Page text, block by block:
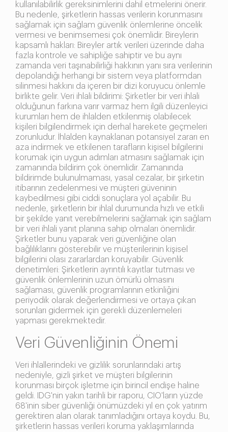
kullanılabilirlik gereksinimlerini dahil etmelerini önerir.
Bu nedenle, şirketlerin hassas verilerin korunmasını
sağlamak için sağlam güvenlik önlemlerine öncelik
vermesi ve benimsemesi çok önemlidir. Bireylerin
kapsamlı hakları: Bireyler artık verileri üzerinde daha
fazla kontrole ve sahipliğe sahiptir ve bu aynı
zamanda veri taşınabilirliği hakkının yanı sıra verilerinin
depolandığı herhangi bir sistem veya platformdan
silinmesi hakkını da içeren bir dizi koruyucu önlemle
birlikte gelir. Veri ihlali bildirimi: Şirketler bir veri ihlali
olduğunun farkına varır varmaz hem ilgili düzenleyici
kurumları hem de ihlalden etkilenmiş olabilecek
kişileri bilgilendirmek için derhal harekete geçmeleri
zorunludur. İhlalden kaynaklanan potansiyel zararı en
aza indirmek ve etkilenen tarafların kişisel bilgilerini
korumak için uygun adımları atmasını sağlamak için
zamanında bildirim çok önemlidir. Zamanında
bildirimde bulunulmaması, yasal cezalar, bir şirketin
itibarının zedelenmesi ve müşteri güveninin
kaybedilmesi gibi ciddi sonuçlara yol açabilir. Bu
nedenle, şirketlerin bir ihlal durumunda hızlı ve etkili
bir şekilde yanıt verebilmelerini sağlamak için sağlam
bir veri ihlali yanıt planına sahip olmaları önemlidir.
Şirketler bunu yaparak veri güvenliğine olan
bağlılıklarını gösterebilir ve müşterilerinin kişisel
bilgilerini olası zararlardan koruyabilir. Güvenlik
denetimleri: Şirketlerin ayrıntılı kayıtlar tutması ve
güvenlik önlemlerinin uzun ömürlü olmasını
sağlaması, güvenlik programlarının etkinliğini
periyodik olarak değerlendirmesi ve ortaya çıkan
sorunları gidermek için gerekli düzenlemeleri
yapması gerekmektedir.
Veri Güvenliğinin Önemi
Veri ihlallerindeki ve gizlilik sorunlarındaki artış
nedeniyle, gizli şirket ve müşteri bilgilerinin
korunması birçok işletme için birincil endişe haline
geldi. IDG'nin yakın tarihli bir raporu, CIO'ların yüzde
68'inin siber güvenliği önümüzdeki yıl en çok yatırım
gerektiren alan olarak tanımladığını ortaya koydu. Bu,
şirketlerin hassas verileri koruma yaklaşımlarında